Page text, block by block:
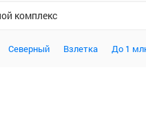
комплекс
Северный Взлетка До 1